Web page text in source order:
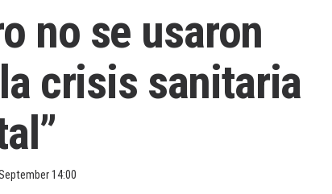
no se usaron
crisis sanitaria
14:00